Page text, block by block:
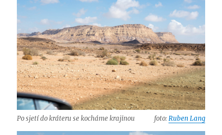
Po sjetí do kráteru se kocháme krajinou foto:Ruben Lang